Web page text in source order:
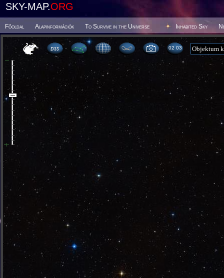
SKY-MAP.ORG
Főoldal Alapinformációk To Survive in the Universe Inhabited Sky
02:03